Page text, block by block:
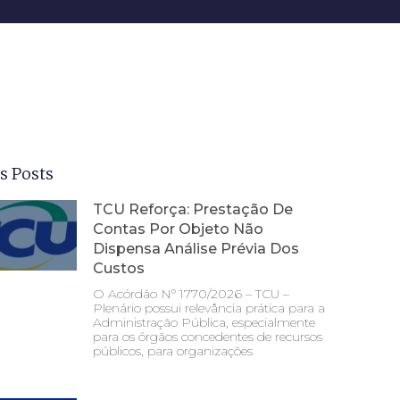
Posts
TCU Reforça: Prestação De
Contas Por Objeto Não
Dispensa Análise Prévia Dos
Custos
O Acórdão Nº 1770/2026 – TCU –
Plenário possui relevância prática para a
Administração Pública, especialmente
para os órgãos concedentes de recursos
públicos, para organizações